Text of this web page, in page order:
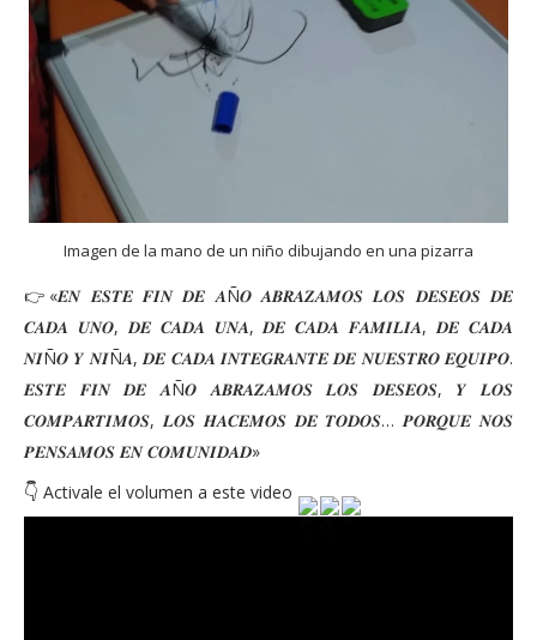
Imagen de la mano de un niño dibujando en una pizarra
👉«𝑬𝑵 𝑬𝑺𝑻𝑬 𝑭𝑰𝑵 𝑫𝑬 𝑨Ñ𝑶 𝑨𝑩𝑹𝑨𝒁𝑨𝑴𝑶𝑺 𝑳𝑶𝑺 𝑫𝑬𝑺𝑬𝑶𝑺 𝑫𝑬
𝑪𝑨𝑫𝑨 𝑼𝑵𝑶, 𝑫𝑬 𝑪𝑨𝑫𝑨 𝑼𝑵𝑨, 𝑫𝑬 𝑪𝑨𝑫𝑨 𝑭𝑨𝑴𝑰𝑳𝑰𝑨, 𝑫𝑬 𝑪𝑨𝑫𝑨
𝑵𝑰Ñ𝑶 𝒀 𝑵𝑰Ñ𝑨, 𝑫𝑬 𝑪𝑨𝑫𝑨 𝑰𝑵𝑻𝑬𝑮𝑹𝑨𝑵𝑻𝑬 𝑫𝑬 𝑵𝑼𝑬𝑺𝑻𝑹𝑶 𝑬𝑸𝑼𝑰𝑷𝑶.
𝑬𝑺𝑻𝑬 𝑭𝑰𝑵 𝑫𝑬 𝑨Ñ𝑶 𝑨𝑩𝑹𝑨𝒁𝑨𝑴𝑶𝑺 𝑳𝑶𝑺 𝑫𝑬𝑺𝑬𝑶𝑺, 𝒀 𝑳𝑶𝑺
𝑪𝑶𝑴𝑷𝑨𝑹𝑻𝑰𝑴𝑶𝑺, 𝑳𝑶𝑺 𝑯𝑨𝑪𝑬𝑴𝑶𝑺 𝑫𝑬 𝑻𝑶𝑫𝑶𝑺… 𝑷𝑶𝑹𝑸𝑼𝑬 𝑵𝑶𝑺
𝑷𝑬𝑵𝑺𝑨𝑴𝑶𝑺 𝑬𝑵 𝑪𝑶𝑴𝑼𝑵𝑰𝑫𝑨𝑫»
👇 Activale el volumen a este video